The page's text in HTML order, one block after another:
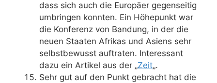
dass sich auch die Europäer gegenseitig
umbringen konnten. Ein Höhepunkt war
die Konferenz von Bandung, in der die
neuen Staaten Afrikas und Asiens sehr
selbstbewusst auftraten. Interessant
dazu ein Artikel aus der „Zeit„.
Sehr gut auf den Punkt gebracht hat die